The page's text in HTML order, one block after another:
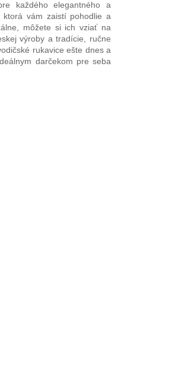
každého elegantného a
ktorá vám zaistí pohodlie a
môžete si ich vziať na
výroby a tradície, ručne
rukavice ešte dnes a
darčekom pre seba